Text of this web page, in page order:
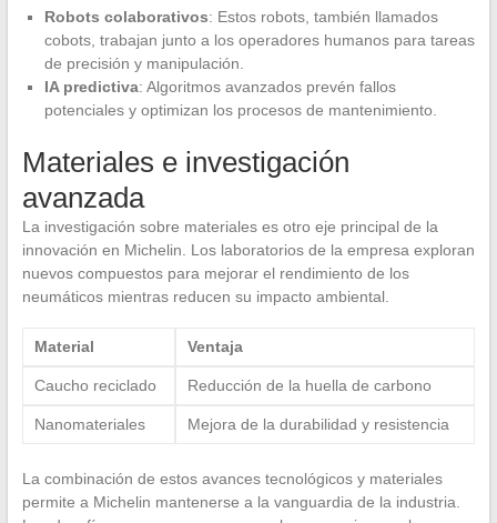
Robots colaborativos: Estos robots, también llamados
cobots, trabajan junto a los operadores humanos para tareas
de precisión y manipulación.
IA predictiva: Algoritmos avanzados prevén fallos
potenciales y optimizan los procesos de mantenimiento.
Materiales e investigación
avanzada
La investigación sobre materiales es otro eje principal de la
innovación en Michelin. Los laboratorios de la empresa exploran
nuevos compuestos para mejorar el rendimiento de los
neumáticos mientras reducen su impacto ambiental.
Material Ventaja
Caucho reciclado Reducción de la huella de carbono
Nanomateriales Mejora de la durabilidad y resistencia
La combinación de estos avances tecnológicos y materiales
permite a Michelin mantenerse a la vanguardia de la industria.